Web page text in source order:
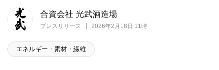
合資会社 光武酒造場
プレスリリース 2026年2月18日 11時
エネルギー・素材・繊維